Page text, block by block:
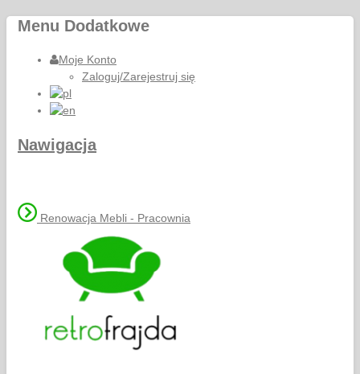
Menu Dodatkowe
Moje Konto
Zaloguj/Zarejestruj się
Nawigacja
Renowacja Mebli - Pracownia